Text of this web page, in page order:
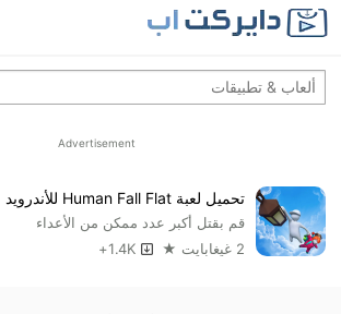
Advertisement
تحميل لعبة Human Fall Flat للأندرويد
قم بقتل أكبر عدد ممكن من الأعداء
2 غيغابايت ★
1.4K+